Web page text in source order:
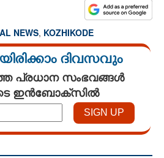
NEWS, KOZHIKODE
ദിവസവും
പ്രധാന സംഭവങ്ങൾ
ഇൻബോക്സിൽ